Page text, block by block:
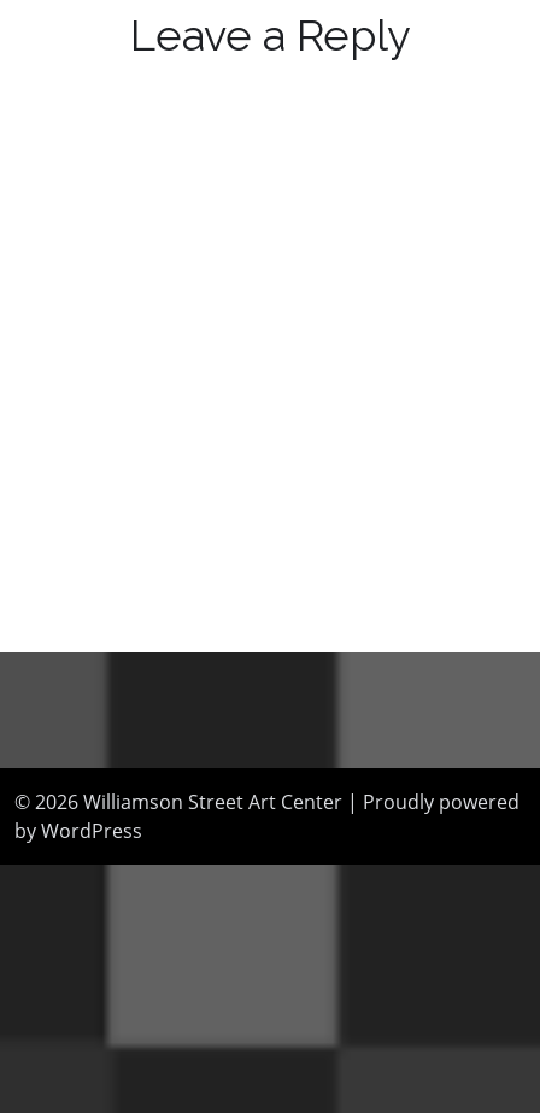
Leave a Reply
© 2026Williamson Street Art Center | Proudly powered
by WordPress